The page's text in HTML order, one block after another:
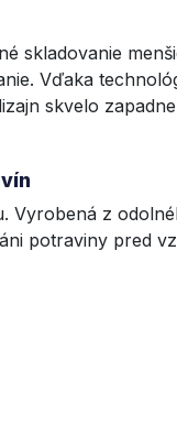
skladovanie
Vďaka
skvelo
Vyrobená z
potraviny pred